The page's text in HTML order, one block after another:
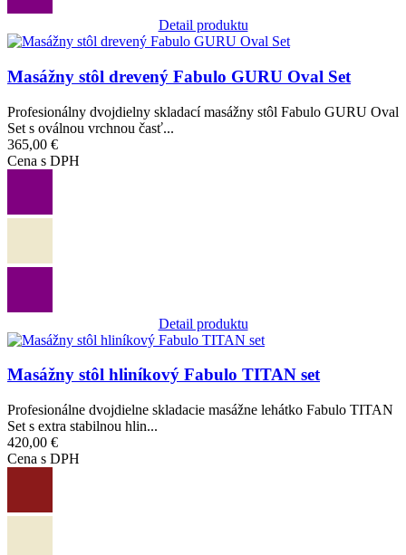
Detail produktu
Obrázok
Masážny stôl drevený Fabulo GURU Oval Set
Profesionálny dvojdielny skladací masážny stôl Fabulo GURU Oval
Set s oválnou vrchnou časť...
365,00 €
Cena s DPH
Detail produktu
Obrázok
Masážny stôl hliníkový Fabulo TITAN set
Profesionálne dvojdielne skladacie masážne lehátko Fabulo TITAN
Set s extra stabilnou hlin...
420,00 €
Cena s DPH